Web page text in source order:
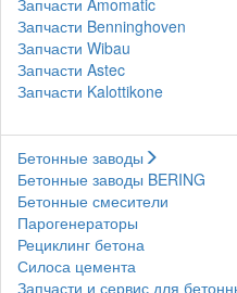
Запчасти Amomatic
Запчасти Benninghoven
Запчасти Wibau
Запчасти Astec
Запчасти Kalottikone
Бетонные заводы
Бетонные заводы BERING
Бетонные смесители
Парогенераторы
Рециклинг бетона
Силоса цемента
Запчасти и сервис для